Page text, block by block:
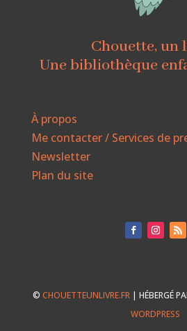
Chouette, un
Une bibliothèque
À propos
Me contacter / Services de
Newsletter
Plan du site
©CHOUETTEUNLIVRE.FR | HÉBERGÉ
WORDPRESS